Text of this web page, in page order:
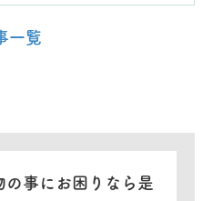
一覧
の事にお困りなら是